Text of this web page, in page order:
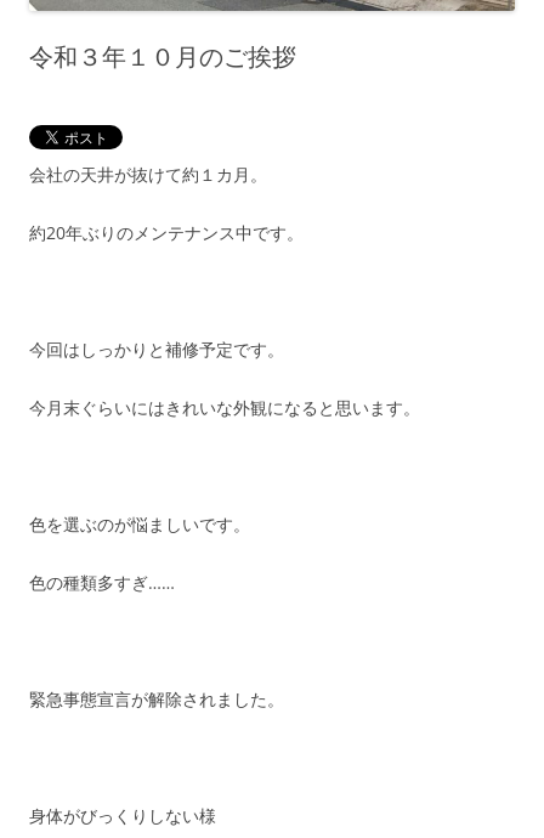
令和３年１０月のご挨拶
会社の天井が抜けて約１カ月。
約20年ぶりのメンテナンス中です。
今回はしっかりと補修予定です。
今月末ぐらいにはきれいな外観になると思います。
色を選ぶのが悩ましいです。
色の種類多すぎ……
緊急事態宣言が解除されました。
身体がびっくりしない様